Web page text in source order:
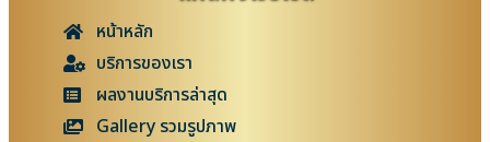
หน้าหลัก
บริการของเรา
ผลงานบริการล่าสุด
Gallery รวมรูปภาพ